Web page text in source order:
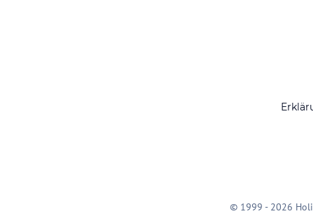
© 1999 - 2026